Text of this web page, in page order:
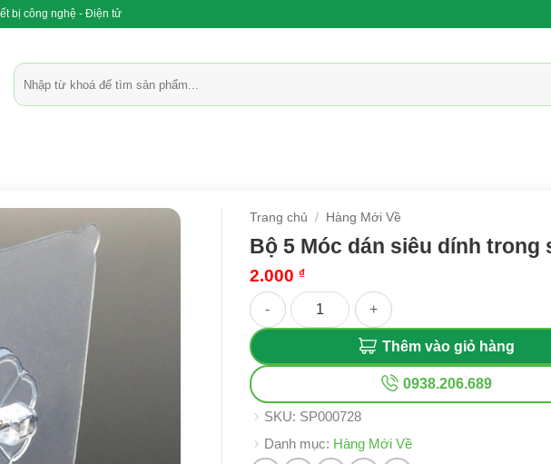
bị công nghệ - Điện tử
Tìm
kiếm:
Trang chủ / Hàng Mới Về
Bộ 5 Móc dán siêu dính trong
2.000 ₫
Bộ 5 Móc dán siêu dính trong suốt số lượng
Thêm vào giỏ hàng
0938.206.689
SKU: SP000728
Danh mục: Hàng Mới Về